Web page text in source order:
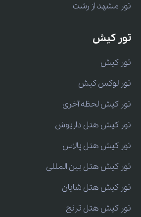
تور مشهد از رشت
تور کیش
تور کیش
تور لوکس کیش
تور کیش لحظه آخری
تور کیش هتل داریوش
تور کیش هتل پالاس
تور کیش هتل بین المللی
تور کیش هتل شایان
تور کیش هتل ترنج